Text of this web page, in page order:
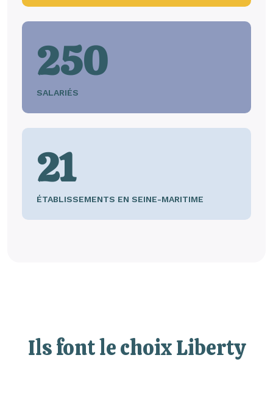
250
SALARIÉS
21
ÉTABLISSEMENTS EN SEINE-MARITIME
Ils font le choix Liberty